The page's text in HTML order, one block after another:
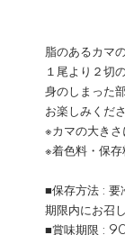
脂のあるカマ
１尾より２切
身のしまった
お楽しみくださ
※カマの大きさ
※着色料・保存
■保存方法 :
期限内にお召
■賞味期限 : 90